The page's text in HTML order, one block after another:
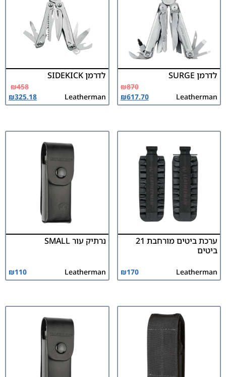
לדרמן SURGE
Leatherman
₪870
₪617.70
לדרמן SIDEKICK
Leatherman
₪458
₪325.18
ערכת ביטים מורחבת 21
ביטים
Leatherman
₪170
נרתיק עור SMALL
Leatherman
₪110